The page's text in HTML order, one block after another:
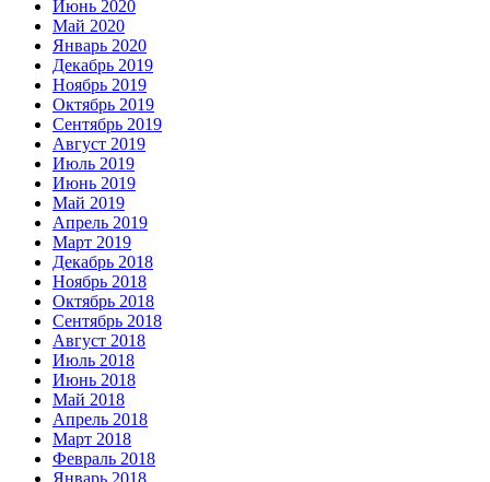
Июнь 2020
Май 2020
Январь 2020
Декабрь 2019
Ноябрь 2019
Октябрь 2019
Сентябрь 2019
Август 2019
Июль 2019
Июнь 2019
Май 2019
Апрель 2019
Март 2019
Декабрь 2018
Ноябрь 2018
Октябрь 2018
Сентябрь 2018
Август 2018
Июль 2018
Июнь 2018
Май 2018
Апрель 2018
Март 2018
Февраль 2018
Январь 2018